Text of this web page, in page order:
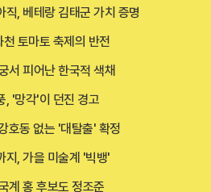
직, 베테랑 김태군 가치 증명
토마토 축제의 반전
서 피어난 한국적 색채
, '망각'이 던진 경고
호동 없는 '대탈출' 확정
지, 가을 미술계 '빅뱅'
계 홍 후보도 정조준